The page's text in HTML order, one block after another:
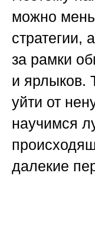
можно
стратегии,
за рамки
и ярлыков.
уйти от
научимся
далекие